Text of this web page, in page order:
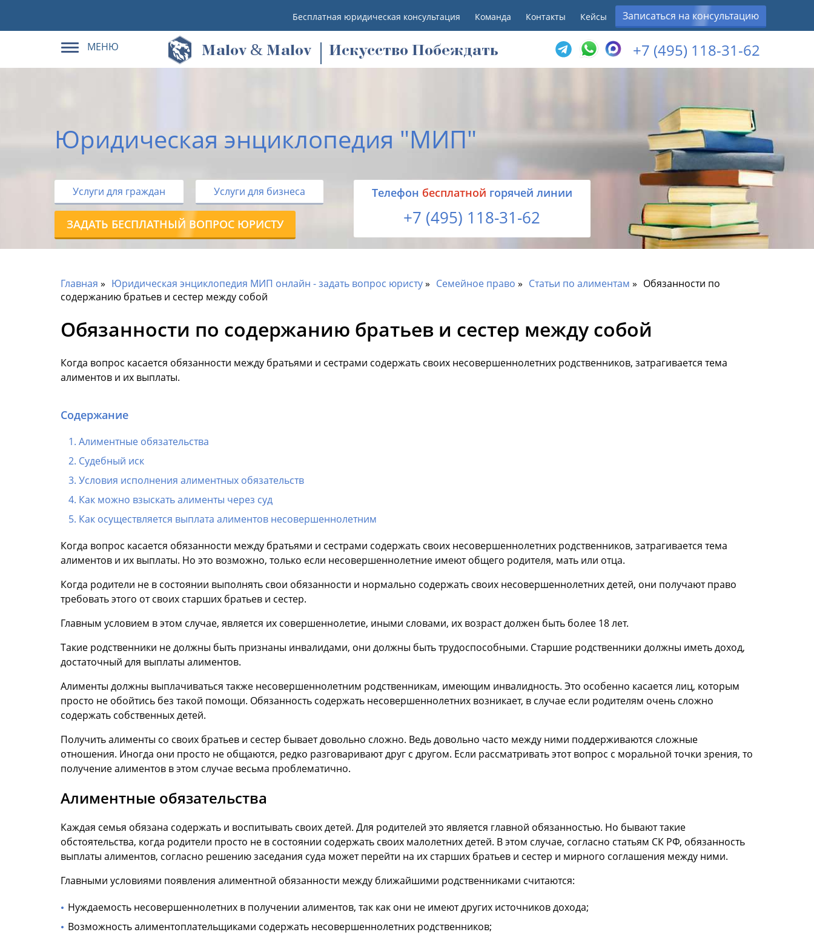
Бесплатная юридическая консультация Команда Контакты Кейсы Записаться на консультацию
МЕНЮ Malov & Malov Искусство Побеждать +7 (495) 118-31-62
Юридическая энциклопедия "МИП"
Услуги для граждан Услуги для бизнеса
ЗАДАТЬ БЕСПЛАТНЫЙ ВОПРОС ЮРИСТУ
Tелефон бесплатной горячей линии
+7 (495) 118-31-62
Главная Юридическая энциклопедия МИП онлайн - задать вопрос юристу Семейное право Статьи по алиментам
Обязанности по
содержанию братьев и сестер между собой
Обязанности по содержанию братьев и сестер между собой
Когда вопрос касается обязанности между братьями и сестрами содержать своих несовершеннолетних родственников, затрагивается тема
алиментов и их выплаты.
Содержание
Алиментные обязательства
Судебный иск
Условия исполнения алиментных обязательств
Как можно взыскать алименты через суд
Как осуществляется выплата алиментов несовершеннолетним
Когда вопрос касается обязанности между братьями и сестрами содержать своих несовершеннолетних родственников, затрагивается тема
алиментов и их выплаты. Но это возможно, только если несовершеннолетние имеют общего родителя, мать или отца.
Когда родители не в состоянии выполнять свои обязанности и нормально содержать своих несовершеннолетних детей, они получают право
требовать этого от своих старших братьев и сестер.
Главным условием в этом случае, является их совершеннолетие, иными словами, их возраст должен быть более 18 лет.
Такие родственники не должны быть признаны инвалидами, они должны быть трудоспособными. Старшие родственники должны иметь доход,
достаточный для выплаты алиментов.
Алименты должны выплачиваться также несовершеннолетним родственникам, имеющим инвалидность. Это особенно касается лиц, которым
просто не обойтись без такой помощи. Обязанность содержать несовершеннолетних возникает, в случае если родителям очень сложно
содержать собственных детей.
Получить алименты со своих братьев и сестер бывает довольно сложно. Ведь довольно часто между ними поддерживаются сложные
отношения. Иногда они просто не общаются, редко разговаривают друг с другом. Если рассматривать этот вопрос с моральной точки зрения, то
получение алиментов в этом случае весьма проблематично.
Алиментные обязательства
Каждая семья обязана содержать и воспитывать своих детей. Для родителей это является главной обязанностью. Но бывают такие
обстоятельства, когда родители просто не в состоянии содержать своих малолетних детей. В этом случае, согласно статьям СК РФ, обязанность
выплаты алиментов, согласно решению заседания суда может перейти на их старших братьев и сестер и мирного соглашения между ними.
Главными условиями появления алиментной обязанности между ближайшими родственниками считаются:
Нуждаемость несовершеннолетних в получении алиментов, так как они не имеют других источников дохода;
Возможность алиментоплательщиками содержать несовершеннолетних родственников;